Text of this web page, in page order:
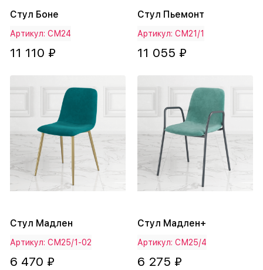
Стул Боне
Артикул: СМ24
11 110 ₽
Стул Пьемонт
Артикул: СМ21/1
11 055 ₽
Стул Мадлен
Артикул: СМ25/1-02
6 470 ₽
Стул Мадлен+
Артикул: СМ25/4
6 275 ₽